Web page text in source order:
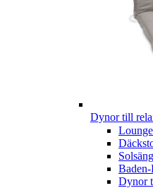
Dynor till
Dynor